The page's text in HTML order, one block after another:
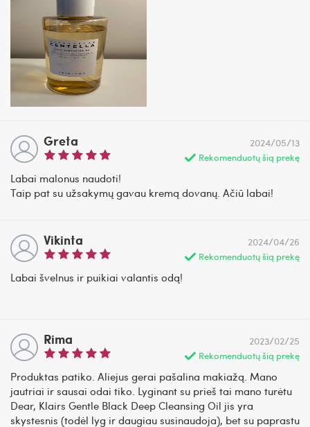
Greta
Rekomenduotų šią prekę
2024/05/13
Labai malonus naudoti!
Taip pat su užsakymų gavau kremą dovanų. Ačiū labai!
Vikinta
Rekomenduotų šią prekę
2024/04/26
Labai švelnus ir puikiai valantis odą!
Rima
Rekomenduotų šią prekę
2023/02/25
Produktas patiko. Aliejus gerai pašalina makiažą. Mano
jautriai ir sausai odai tiko. Lyginant su prieš tai mano turėtu
Dear, Klairs Gentle Black Deep Cleansing Oil jis yra
skystesnis (todėl lyg ir daugiau susinaudoja), bet su paprastu